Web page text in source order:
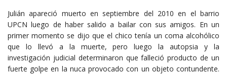
Julián apareció muerto en septiembre del 2010 en el barrio
UPCN luego de haber salido a bailar con sus amigos. En un
primer momento se dijo que el chico tenía un coma alcohólico
que lo llevó a la muerte, pero luego la autopsia y la
investigación judicial determinaron que falleció producto de un
fuerte golpe en la nuca provocado con un objeto contundente.